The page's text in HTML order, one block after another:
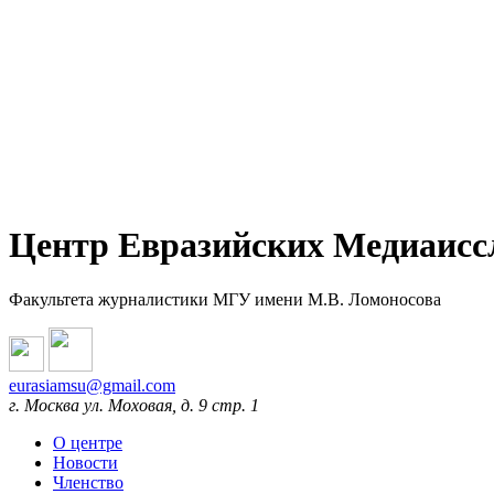
Центр Евразийских
Факультета журналистики МГУ имени М.В. Ломоносова
eurasiamsu@gmail.com
г. Москва ул. Моховая, д. 9 стр. 1
О центре
Новости
Членство